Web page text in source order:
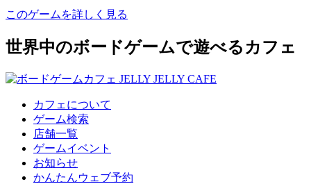
このゲームを詳しく見る
世界中のボードゲームで遊べるカフェ
カフェについて
ゲーム検索
店舗一覧
ゲームイベント
お知らせ
かんたんウェブ予約